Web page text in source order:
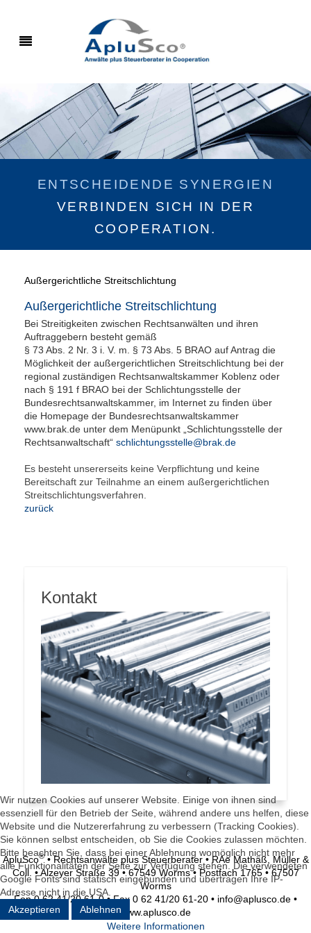
ENTSCHEIDENDE SYNERGIEN
VERBINDEN SICH IN DER
COOPERATION.
Außergerichtliche Streitschlichtung
Außergerichtliche Streitschlichtung
Bei Streitigkeiten zwischen Rechtsanwälten und ihren
Auftraggebern besteht gemäß
§ 73 Abs. 2 Nr. 3 i. V. m. § 73 Abs. 5 BRAO auf Antrag die
Möglichkeit der außergerichtlichen Streitschlichtung bei der
regional zuständigen Rechtsanwaltskammer Koblenz oder
nach § 191 f BRAO bei der Schlichtungsstelle der
Bundesrechtsanwaltskammer, im Internet zu finden über
die Homepage der Bundesrechtsanwaltskammer
www.brak.de unter dem Menüpunkt „Schlichtungsstelle der
Rechtsanwaltschaft“ schlichtungsstelle@brak.de
Es besteht unsererseits keine Verpflichtung und keine
Bereitschaft zur Teilnahme an einem außergerichtlichen
Streitschlichtungsverfahren.
zurück
Kontakt
ApluSco®• Rechtsanwälte plus Steuerberater • RAe Mathäß, Müller &
Coll. • Alzeyer Straße 39 • 67549 Worms • Postfach 1765 • 67507
Worms
Fon 0 62 41/20 61-0 • Fax 0 62 41/20 61-20 • info@aplusco.de •
www.aplusco.de
Wir nutzen Cookies auf unserer Website. Einige von ihnen sind
essenziell für den Betrieb der Seite, während andere uns helfen, diese
Website und die Nutzererfahrung zu verbessern (Tracking Cookies).
Sie können selbst entscheiden, ob Sie die Cookies zulassen möchten.
Bitte beachten Sie, dass bei einer Ablehnung womöglich nicht mehr
alle Funktionalitäten der Seite zur Verfügung stehen. Die verwendeten
Google Fonts sind statisch eingebunden und übertragen Ihre IP-
Adresse nicht in die USA.
Akzeptieren
Ablehnen
Weitere Informationen